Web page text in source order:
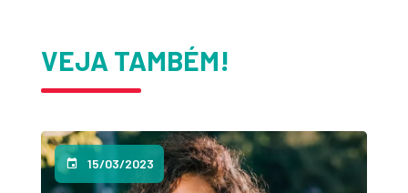
VEJA TAMBÉM!
15/03/2023